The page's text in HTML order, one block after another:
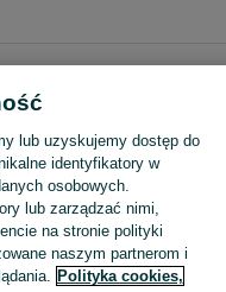
Sprzedaż pozostałej mody Gorzów Wielkopolski ▶️ odzież, obuwie, akcesoria i biżuteria ✅ Nowe i używane w atrakcyjnych cenach ✌ Sprawdź oferty i kupuj na OLX.pl! Zobacz
lub uzyskujemy dostęp do
identyfikatory w
osobowych.
lub zarządzać nimi,
na stronie polityki
naszym partnerom i
Polityka cookies,